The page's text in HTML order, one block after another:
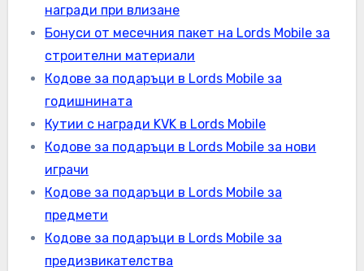
награди при влизане
Бонуси от месечния пакет на Lords Mobile за
строителни материали
Кодове за подаръци в Lords Mobile за
годишнината
Кутии с награди KVK в Lords Mobile
Кодове за подаръци в Lords Mobile за нови
играчи
Кодове за подаръци в Lords Mobile за
предмети
Кодове за подаръци в Lords Mobile за
предизвикателства